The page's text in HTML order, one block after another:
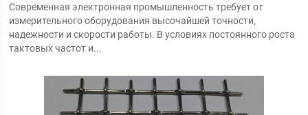
Современная электронная промышленность требует от
измерительного оборудования высочайшей точности,
надежности и скорости работы. В условиях постоянного роста
тактовых частот и...